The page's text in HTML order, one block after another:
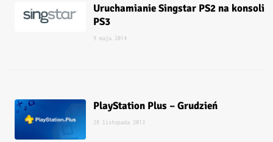
Uruchamianie Singstar PS2 na konsoli
PS3
9 maja 2014
PlayStation Plus – Grudzień
28 listopada 2013